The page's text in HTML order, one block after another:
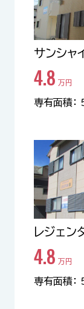
サンシャ
4.8 万円
専有面積
レジェン
4.8 万円
専有面積